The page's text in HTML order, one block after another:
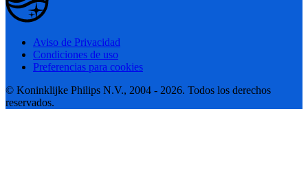
Aviso de Privacidad
Condiciones de uso
Preferencias para cookies
© Koninklijke Philips N.V., 2004 - 2026. Todos los derechos
reservados.